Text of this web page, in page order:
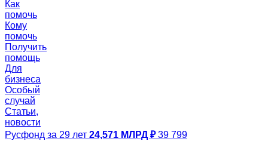
Как
помочь
Кому
помочь
Получить
помощь
Для
бизнеса
Особый
случай
Статьи,
новости
Русфонд за 29 лет 24,571 МЛРД ₽ 39 799